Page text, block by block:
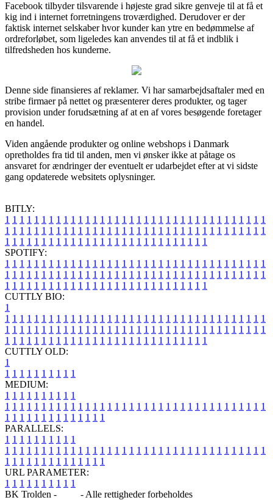
Facebook tilbyder tilsvarende i højeste grad sikre genveje til at få et
kig ind i internet forretningens troværdighed. Derudover er der
faktisk internet selskaber hvor kunder kan ytre en bedømmelse af
ordreforløbet, som ligeledes kan anvendes til at få et indblik i
tilfredsheden hos kunderne.
Denne side finansieres af reklamer. Vi har samarbejdsaftaler med en
stribe firmaer på nettet og præsenterer deres produkter, og tager
provision under forudsætning af at en af vores besøgende foretager
en handel.
Viden angående produkter og online webshops i Danmark
opretholdes fra tid til anden, men vi ønsker ikke at påtage os
ansvaret for ændringer der eventuelt er udarbejdet efter at vi sidste
gang opdaterede websitets oplysninger.
BITLY:
1 1 1 1 1 1 1 1 1 1 1 1 1 1 1 1 1 1 1 1 1 1 1 1 1 1 1 1 1 1 1 1 1 1 1 1
1 1 1 1 1 1 1 1 1 1 1 1 1 1 1 1 1 1 1 1 1 1 1 1 1 1 1 1 1 1 1 1 1 1 1 1
1 1 1 1 1 1 1 1 1 1 1 1 1 1 1 1 1 1 1 1 1 1 1 1 1 1 1 1
SPOTIFY:
1 1 1 1 1 1 1 1 1 1 1 1 1 1 1 1 1 1 1 1 1 1 1 1 1 1 1 1 1 1 1 1 1 1 1 1
1 1 1 1 1 1 1 1 1 1 1 1 1 1 1 1 1 1 1 1 1 1 1 1 1 1 1 1 1 1 1 1 1 1 1 1
1 1 1 1 1 1 1 1 1 1 1 1 1 1 1 1 1 1 1 1 1 1 1 1 1 1 1 1
CUTTLY BIO:
1
1 1 1 1 1 1 1 1 1 1 1 1 1 1 1 1 1 1 1 1 1 1 1 1 1 1 1 1 1 1 1 1 1 1 1 1
1 1 1 1 1 1 1 1 1 1 1 1 1 1 1 1 1 1 1 1 1 1 1 1 1 1 1 1 1 1 1 1 1 1 1 1
1 1 1 1 1 1 1 1 1 1 1 1 1 1 1 1 1 1 1 1 1 1 1 1 1 1 1 1
CUTTLY OLD:
1
1 1 1 1 1 1 1 1 1 1
MEDIUM:
1 1 1 1 1 1 1 1 1 1
1 1 1 1 1 1 1 1 1 1 1 1 1 1 1 1 1 1 1 1 1 1 1 1 1 1 1 1 1 1 1 1 1 1 1 1
1 1 1 1 1 1 1 1 1 1 1 1 1 1
PARALLELS:
1 1 1 1 1 1 1 1 1 1
1 1 1 1 1 1 1 1 1 1 1 1 1 1 1 1 1 1 1 1 1 1 1 1 1 1 1 1 1 1 1 1 1 1 1 1
1 1 1 1 1 1 1 1 1 1 1 1 1 1
URL PARAMETER:
1 1 1 1 1 1 1 1 1 1
BK Trolden -
- Alle rettigheder forbeholdes